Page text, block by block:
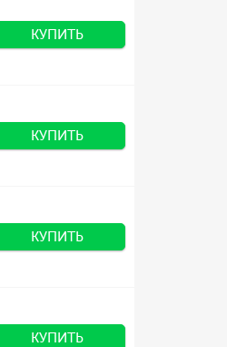
КУПИТЬ
КУПИТЬ
КУПИТЬ
КУПИТЬ